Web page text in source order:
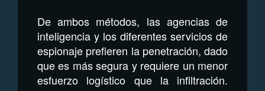
De ambos métodos, las agencias de
inteligencia y los diferentes servicios de
espionaje prefieren la penetración, dado
que es más segura y requiere un menor
esfuerzo logístico que la infiltración.